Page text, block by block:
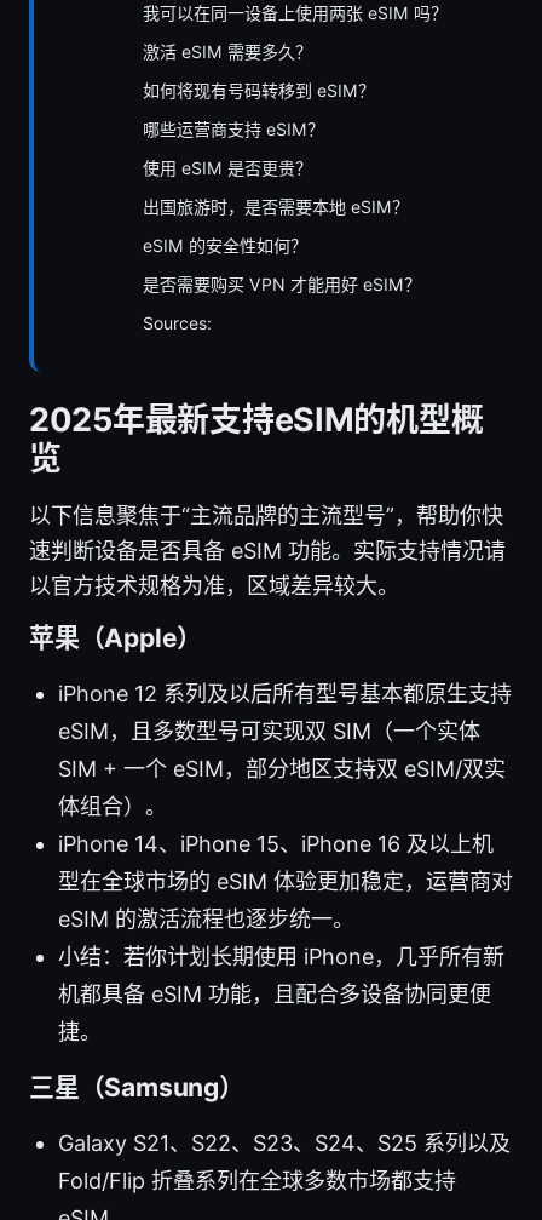
我可以在同一设备上使用两张 eSIM 吗？
激活 eSIM 需要多久？
如何将现有号码转移到 eSIM？
哪些运营商支持 eSIM？
使用 eSIM 是否更贵？
出国旅游时，是否需要本地 eSIM？
eSIM 的安全性如何？
是否需要购买 VPN 才能用好 eSIM？
Sources:
2025年最新支持eSIM的机型概
览
以下信息聚焦于“主流品牌的主流型号”，帮助你快
速判断设备是否具备 eSIM 功能。实际支持情况请
以官方技术规格为准，区域差异较大。
苹果（Apple）
iPhone 12 系列及以后所有型号基本都原生支持
eSIM，且多数型号可实现双 SIM（一个实体
SIM + 一个 eSIM，部分地区支持双 eSIM/双实
体组合）。
iPhone 14、iPhone 15、iPhone 16 及以上机
型在全球市场的 eSIM 体验更加稳定，运营商对
eSIM 的激活流程也逐步统一。
小结：若你计划长期使用 iPhone，几乎所有新
机都具备 eSIM 功能，且配合多设备协同更便
捷。
三星（Samsung）
Galaxy S21、S22、S23、S24、S25 系列以及
Fold/Flip 折叠系列在全球多数市场都支持